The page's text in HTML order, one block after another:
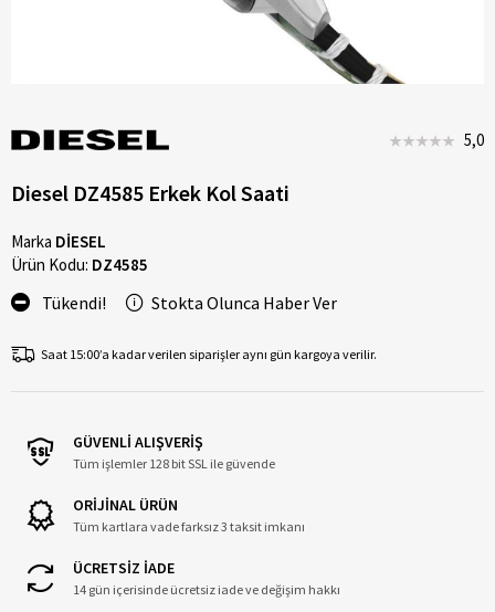
5,0
Diesel DZ4585 Erkek Kol Saati
Marka DİESEL
Ürün Kodu: DZ4585
Tükendi! Stokta Olunca Haber Ver
Saat 15:00’a kadar verilen siparişler aynı gün kargoya verilir.
GÜVENLİ ALIŞVERİŞ
Tüm işlemler 128 bit SSL ile güvende
ORİJİNAL ÜRÜN
Tüm kartlara vade farksız 3 taksit imkanı
ÜCRETSİZ İADE
14 gün içerisinde ücretsiz iade ve değişim hakkı